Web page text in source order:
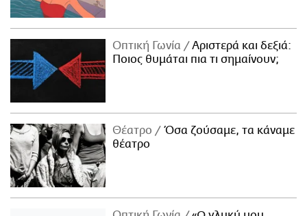
Οπτική Γωνία
Αριστερά και δεξιά:
Ποιος θυμάται πια τι σημαίνουν;
Θέατρο
Όσα ζούσαμε, τα κάναμε
θέατρο